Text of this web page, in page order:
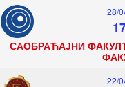
28/
САОБРАЋАЈНИ
22/